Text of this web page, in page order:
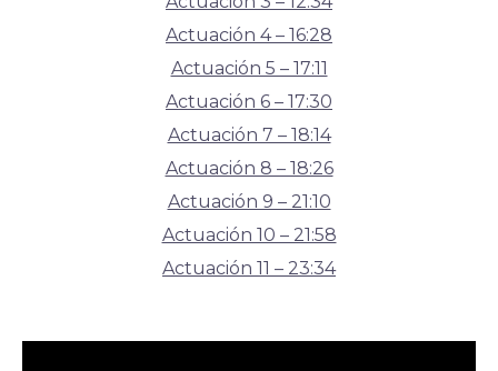
Actuación 4 – 16:28
Actuación 5 – 17:11
Actuación 6 – 17:30
Actuación 7 – 18:14
Actuación 8 – 18:26
Actuación 9 – 21:10
Actuación 10 – 21:58
Actuación 11 – 23:34